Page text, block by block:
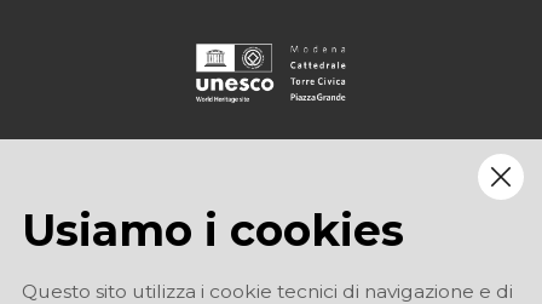
Usiamo i cookies
Questo sito utilizza i cookie tecnici di navigazione e di